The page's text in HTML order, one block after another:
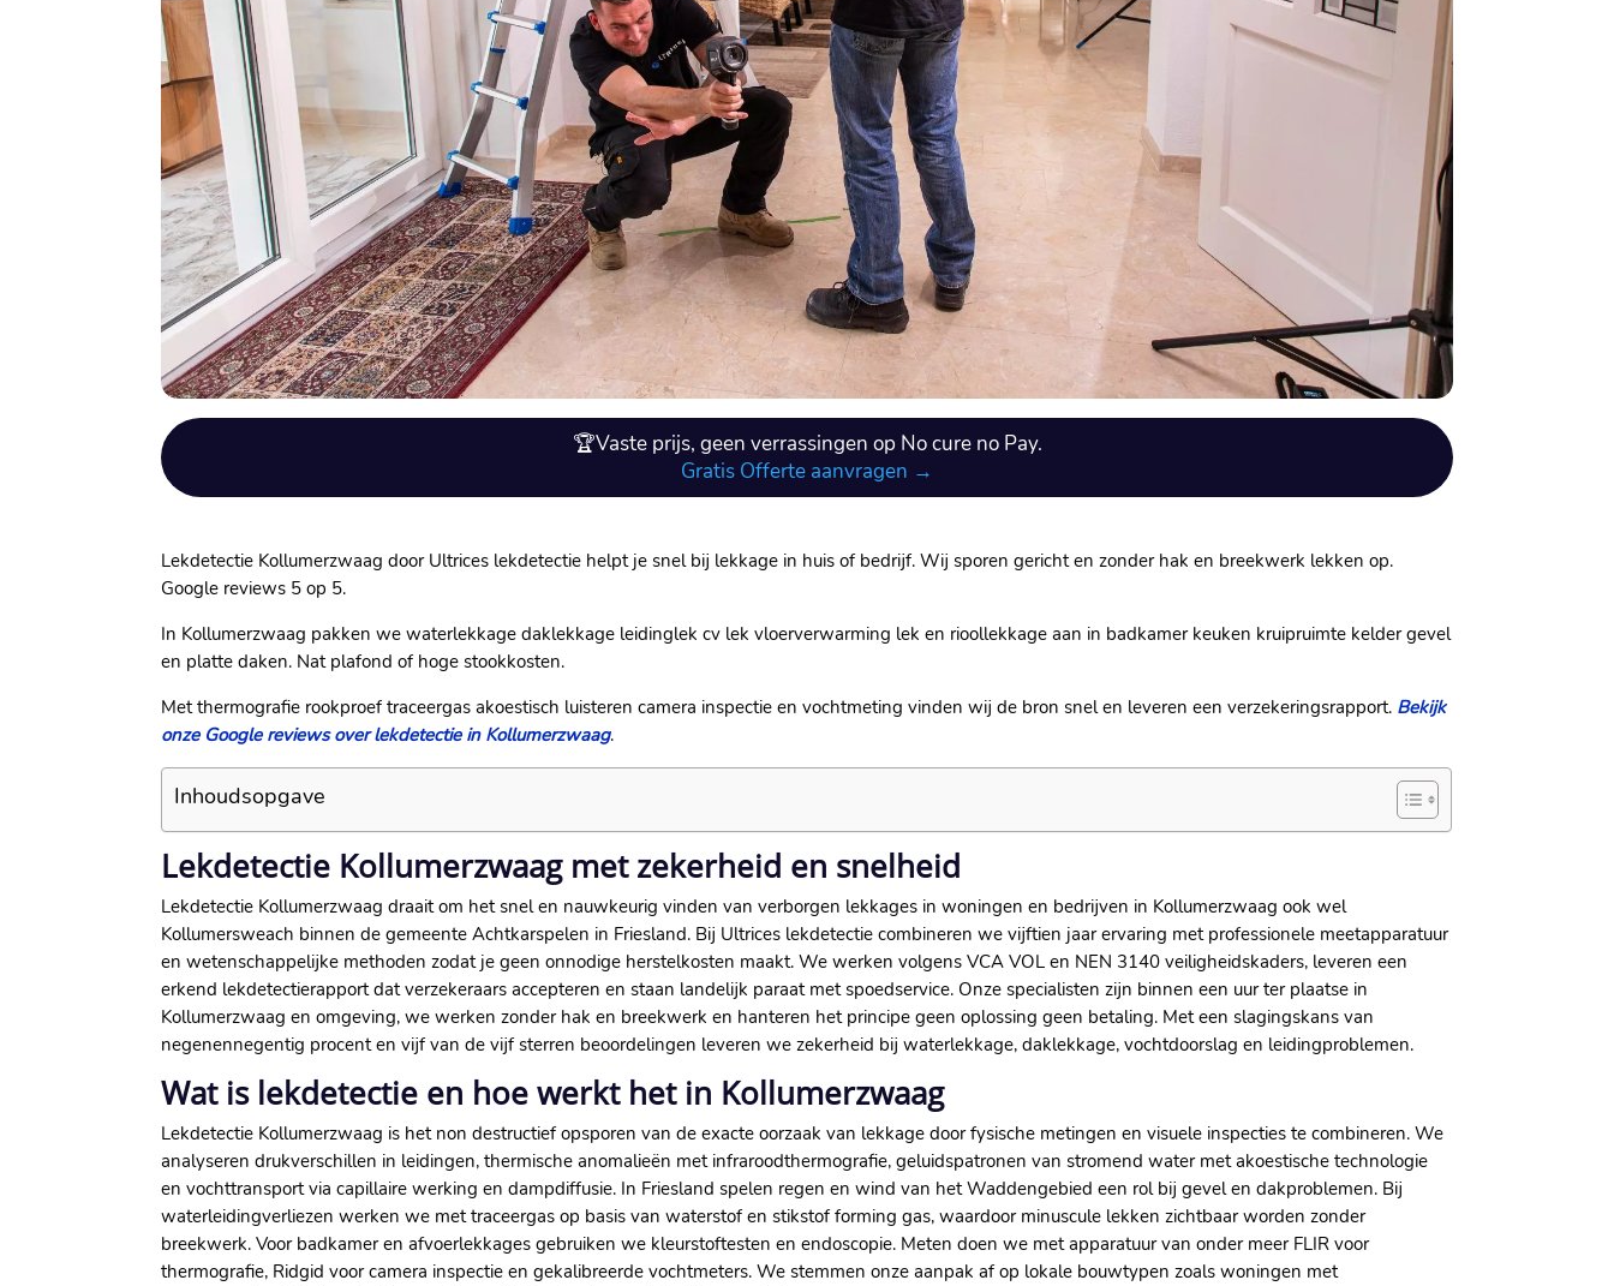
🏆Vaste prijs, geen verrassingen op No cure no Pay.
Gratis Offerte aanvragen →
Lekdetectie Kollumerzwaag door Ultrices lekdetectie helpt je snel bij lekkage in huis of bedrijf.​ Wij sporen gericht en zonder hak en breekwerk lekken op.​
Google reviews 5 op 5.​
In Kollumerzwaag pakken we waterlekkage daklekkage leidinglek cv lek vloerverwarming lek en rioollekkage aan in badkamer keuken kruipruimte kelder gevel
en platte daken.​ Nat plafond of hoge stookkosten.​
Met thermografie rookproef traceergas akoestisch luisteren camera inspectie en vochtmeting vinden wij de bron snel en leveren een verzekeringsrapport.​ Bekijk
onze Google reviews over lekdetectie in Kollumerzwaag.​
Inhoudsopgave
Lekdetectie Kollumerzwaag met zekerheid en snelheid
Lekdetectie Kollumerzwaag draait om het snel en nauwkeurig vinden van verborgen lekkages in woningen en bedrijven in Kollumerzwaag ook wel
Kollumersweach binnen de gemeente Achtkarspelen in Friesland.​ Bij Ultrices lekdetectie combineren we vijftien jaar ervaring met professionele meetapparatuur
en wetenschappelijke methoden zodat je geen onnodige herstelkosten maakt.​ We werken volgens VCA VOL en NEN 3140 veiligheidskaders, leveren een
erkend lekdetectierapport dat verzekeraars accepteren en staan landelijk paraat met spoedservice.​ Onze specialisten zijn binnen een uur ter plaatse in
Kollumerzwaag en omgeving, we werken zonder hak en breekwerk en hanteren het principe geen oplossing geen betaling.​ Met een slagingskans van
negenennegentig procent en vijf van de vijf sterren beoordelingen leveren we zekerheid bij waterlekkage, daklekkage, vochtdoorslag en leidingproblemen.​
Wat is lekdetectie en hoe werkt het in Kollumerzwaag
Lekdetectie Kollumerzwaag is het non destructief opsporen van de exacte oorzaak van lekkage door fysische metingen en visuele inspecties te combineren.​ We
analyseren drukverschillen in leidingen, thermische anomalieën met infraroodthermografie, geluidspatronen van stromend water met akoestische technologie
en vochttransport via capillaire werking en dampdiffusie.​ In Friesland spelen regen en wind van het Waddengebied een rol bij gevel en dakproblemen.​ Bij
waterleidingverliezen werken we met traceergas op basis van waterstof en stikstof forming gas, waardoor minuscule lekken zichtbaar worden zonder
breekwerk.​ Voor badkamer en afvoerlekkages gebruiken we kleurstoftesten en endoscopie.​ Meten doen we met apparatuur van onder meer FLIR voor
thermografie, Ridgid voor camera inspectie en gekalibreerde vochtmeters.​ We stemmen onze aanpak af op lokale bouwtypen zoals woningen met